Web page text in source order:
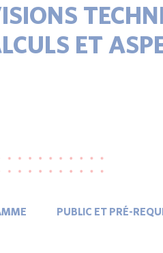
ET
PUBLIC ET PRÉ-